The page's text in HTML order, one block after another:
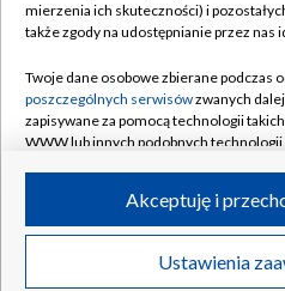
Naziemna Telewizja Cyfrowa
Rada Programowa
System NOS
Informacje o nadawcy
Program dla prasy
©2026 Telewizja
mierzenia ich skuteczności) i
także zgody na udostępnianie przez nas
Twoje dane osobowe zbierane podczas
poszczególnych serwisówzwanych
zapisywane za pomocą technologii
WWW lub innych podobnych
ruchu w Internecie.
Twoje dane osobowe zbierane podczas
poszczególnych serwisówna Portalu,
Ustawienia
Akceptuję i